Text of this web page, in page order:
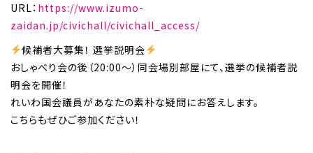
URL： https://www.izumo-
zaidan.jp/civichall/civichall_access/
候補者大募集！ 選挙説明会
おしゃべり会の後（20:00〜）同会場別部屋にて、選挙の候補者説
明会を開催！
れいわ国会議員があなたの素朴な疑問にお答えします。
こちらもぜひご参加ください！